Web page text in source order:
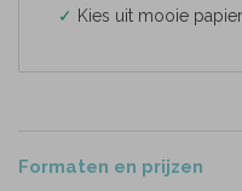
✓ Kies uit mooie
Formaten en prijzen